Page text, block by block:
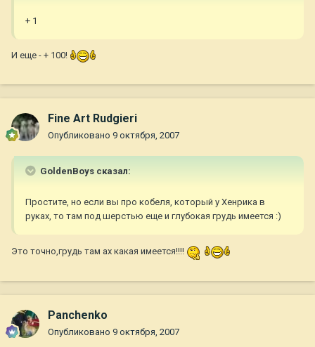
+ 1
И еще - + 100!
Fine Art Rudgieri
Опубликовано 9 октября, 2007
GoldenBoys сказал:
Простите, но если вы про кобеля, который у Хенрика в
руках, то там под шерстью еще и глубокая грудь имеется :)
Это точно,грудь там ах какая имеется!!!!
Panchenko
Опубликовано 9 октября, 2007